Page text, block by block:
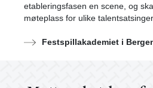
etableringsfasen en scene, og
møteplass for ulike
Festspillakademiet i